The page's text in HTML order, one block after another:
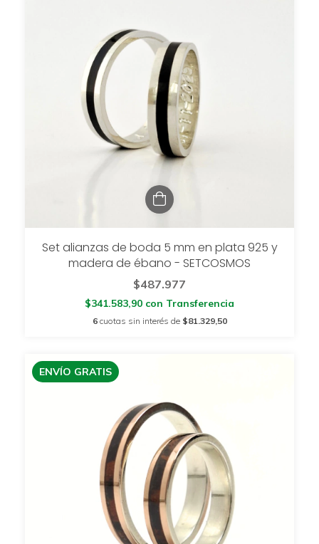
Set alianzas de boda 5 mm en plata 925 y
madera de ébano - SETCOSMOS
$487.977
$341.583,90 con Transferencia
6 cuotas sin interés de $81.329,50
ENVÍO GRATIS